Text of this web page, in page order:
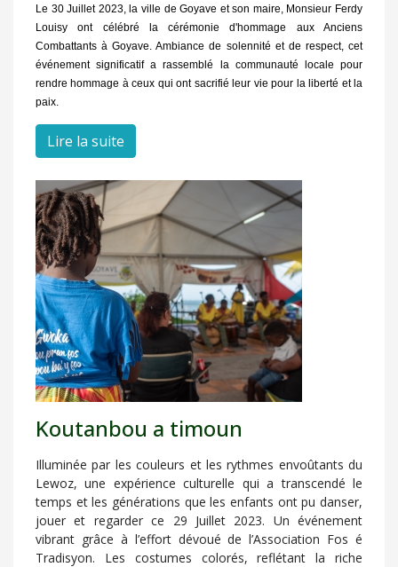
Le 30 Juillet 2023, la ville de Goyave et son maire, Monsieur Ferdy
Louisy ont célébré la cérémonie d'hommage aux Anciens
Combattants à Goyave. Ambiance de solennité et de respect, cet
événement significatif a rassemblé la communauté locale pour
rendre hommage à ceux qui ont sacrifié leur vie pour la liberté et la
paix.
Lire la suite
Koutanbou a timoun
Illuminée par les couleurs et les rythmes envoûtants du
Lewoz, une expérience culturelle qui a transcendé le
temps et les générations que les enfants ont pu danser,
jouer et regarder ce 29 Juillet 2023. Un événement
vibrant grâce à l’effort dévoué de l’Association Fos é
Tradisyon. Les costumes colorés, reflétant la riche